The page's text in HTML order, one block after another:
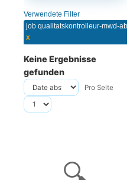
Verwendete Filter
x
Keine Ergebnisse
gefunden
Pro Seite